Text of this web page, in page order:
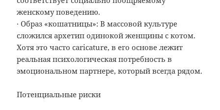
женскому поведению.
· Образ «кошатницы»: В массовой культуре
сложился архетип одинокой женщины с котом.
Хотя это часто caricature, в его основе лежит
реальная психологическая потребность в
эмоциональном партнере, который всегда рядом.
Потенциальные риски